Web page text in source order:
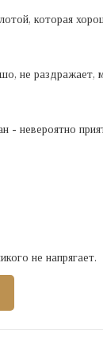
которая
не раздражает,
- невероятно
не напрягает.